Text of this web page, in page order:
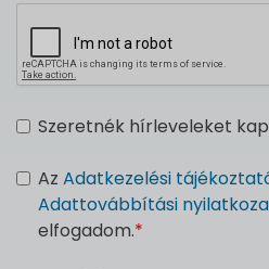
Szeretnék hírleveleket
Az Adatkezelési
Adattovábbítási
elfogadom.*